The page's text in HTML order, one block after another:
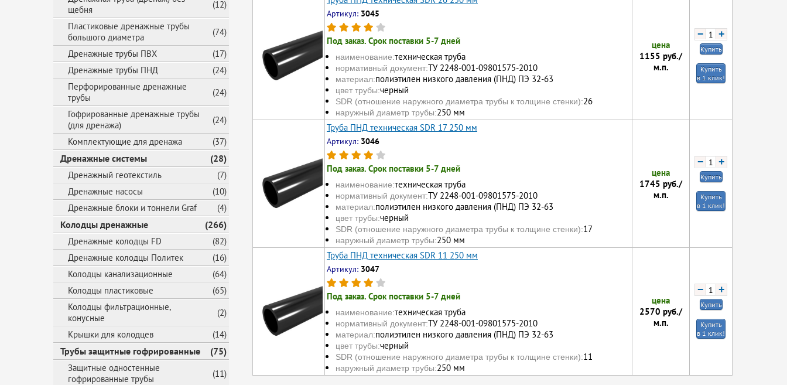
щебня
(12)
Пластиковые дренажные трубы
большого диаметра
(74)
Дренажные трубы ПВХ
(17)
Дренажные трубы ПНД
(24)
Перфорированные дренажные
трубы
(24)
Гофрированные дренажные трубы
(для дренажа)
(24)
Комплектующие для дренажа
(37)
Дренажные системы (28)
Дренажный геотекстиль
(7)
Дренажные насосы
(10)
Дренажные блоки и тоннели Graf
(4)
Колодцы дренажные (266)
Дренажные колодцы FD
(82)
Дренажные колодцы Политек
(16)
Колодцы канализационные
(64)
Колодцы пластиковые
(65)
Колодцы фильтрационные,
конусные
(2)
Крышки для колодцев
(14)
Трубы защитные гофрированные (75)
Защитные одностенные
гофрированные трубы
(11)
Артикул: 3045
Под заказ. Срок поставки 5-7 дней
наименование:техническая труба
нормативный документ:ТУ 2248-001-09801575-2010
материал:полиэтилен низкого давления (ПНД) ПЭ 32-63
цвет трубы:черный
SDR (отношение наружного диаметра трубы к толщине стенки):26
наружный диаметр трубы:250 мм
цена
1155 руб./
м.п.
− +
Купить
Купить
в 1 клик!
Труба ПНД техническая SDR 17 250 мм
Артикул: 3046
Под заказ. Срок поставки 5-7 дней
наименование:техническая труба
нормативный документ:ТУ 2248-001-09801575-2010
материал:полиэтилен низкого давления (ПНД) ПЭ 32-63
цвет трубы:черный
SDR (отношение наружного диаметра трубы к толщине стенки):17
наружный диаметр трубы:250 мм
цена
1745 руб./
м.п.
− +
Купить
Купить
в 1 клик!
Труба ПНД техническая SDR 11 250 мм
Артикул: 3047
Под заказ. Срок поставки 5-7 дней
наименование:техническая труба
нормативный документ:ТУ 2248-001-09801575-2010
материал:полиэтилен низкого давления (ПНД) ПЭ 32-63
цвет трубы:черный
SDR (отношение наружного диаметра трубы к толщине стенки):11
наружный диаметр трубы:250 мм
цена
2570 руб./
м.п.
− +
Купить
Купить
в 1 клик!